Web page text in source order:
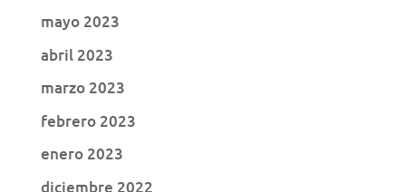
mayo 2023
abril 2023
marzo 2023
febrero 2023
enero 2023
diciembre 2022